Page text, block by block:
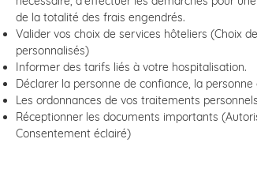
de la totalité des frais engendrés.
Valider vos choix de services hôteliers (Choix
personnalisés)
Informer des tarifs liés à votre hospitalisation.
Déclarer la personne de confiance, la
Les ordonnances de vos traitements
Réceptionner les documents importants
Consentement éclairé)